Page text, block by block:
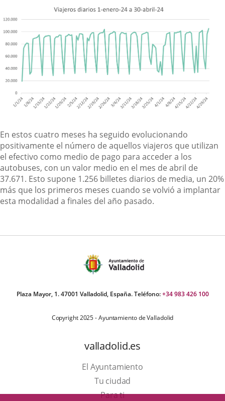
En estos cuatro meses ha seguido evolucionando
positivamente el número de aquellos viajeros que utilizan
el efectivo como medio de pago para acceder a los
autobuses, con un valor medio en el mes de abril de
37.671. Esto supone 1.256 billetes diarios de media, un 20%
más que los primeros meses cuando se volvió a implantar
esta modalidad a finales del año pasado.
Plaza Mayor, 1. 47001 Valladolid, España. Teléfono:+34 983 426 100
Copyright 2025 - Ayuntamiento de Valladolid
valladolid.es
El Ayuntamiento
Tu ciudad
Para ti